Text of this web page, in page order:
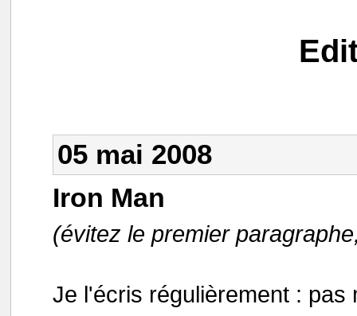
05 mai 2008
Iron Man
(évitez le premier
Je l'écris régulièrement :